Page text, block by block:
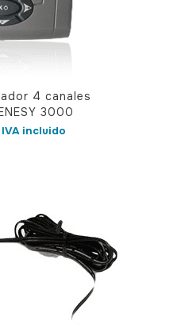
4 canales
3000
IVA incluido